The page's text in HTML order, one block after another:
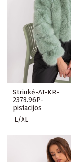
Striukė-AT-KR-
2378.96P-
pistacijos
L/XL